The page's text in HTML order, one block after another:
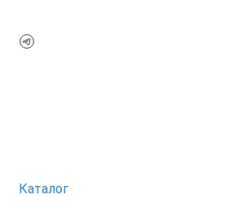
Каталог